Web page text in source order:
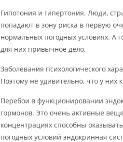
Гипотония и гипертония. Люди,
попадают в зону риска в первую
нормальных погодных условиях. А
для них привычное дело.
Заболевания психологического
Поэтому не удивительно, что у них
Перебои в функционировании
гормонов. Это очень активные
концентрациях способны
погодных условий эндокринная